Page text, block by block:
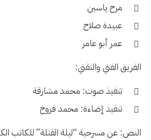
مرح ياسين
عبيدة صلاح
عمر أبو عامر
الفريق الفني والتقني:
تنفيذ صوت: محمد مشارقة
تنفيذ إضاءة: محمد فروخ
النص: عن مسرحية “ليلة القتلة” للكاتب